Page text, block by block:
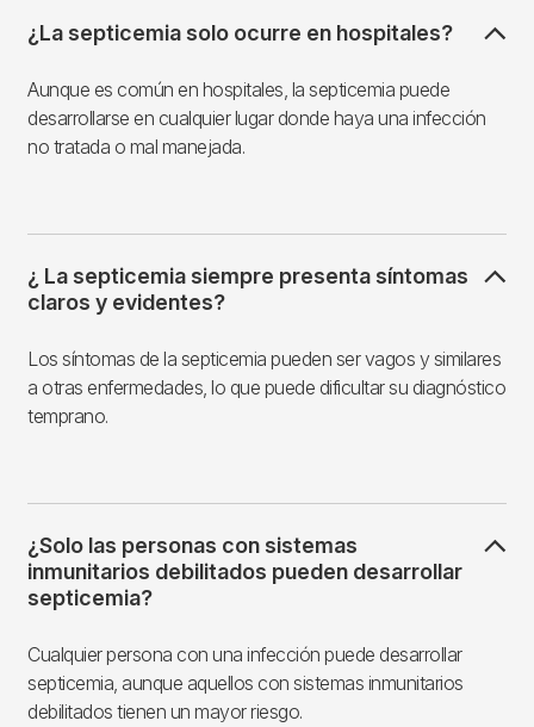
¿La septicemia solo ocurre en hospitales?
Aunque es común en hospitales, la septicemia puede
desarrollarse en cualquier lugar donde haya una infección
no tratada o mal manejada.
¿ La septicemia siempre presenta síntomas
claros y evidentes?
Los síntomas de la septicemia pueden ser vagos y similares
a otras enfermedades, lo que puede dificultar su diagnóstico
temprano.
¿Solo las personas con sistemas
inmunitarios debilitados pueden desarrollar
septicemia?
Cualquier persona con una infección puede desarrollar
septicemia, aunque aquellos con sistemas inmunitarios
debilitados tienen un mayor riesgo.